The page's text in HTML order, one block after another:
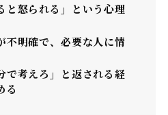
と怒られる」という心理
不明確で、必要な人に情
で考えろ」と返される経
る